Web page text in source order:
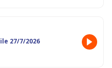
27/7/2026